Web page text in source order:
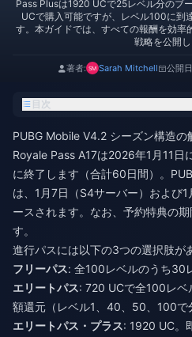
Pass Plusは1920 UCで25レベル分のブ
UCで購入可能ですが、レベル100に到
す。本ガイドでは、すべての報酬を効率
戦略を公開し
著者: Sarah Mitchell 公開
目次
PUBG Mobile V4.2 シーズン構造の
Royale Pass A17は2026年1月11日
に終了します（合計60日間）。
は、1月7日（S4サーバー）および
ースされます。なお、予約特典の
す。
進行パスには以下の3つの選択肢が
フリーパス: 全100レベルのうち30
エリートパス: 720 UCで全100レベ
額還元（レベル1、40、50、100で
エリートパス・プラス: 1920 UC。